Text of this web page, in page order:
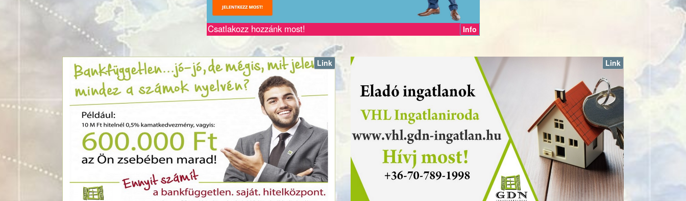
Info
Csatlakozz hozzánk most!
Link Link